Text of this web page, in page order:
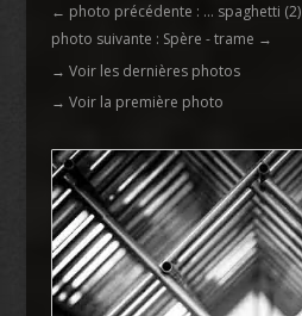
← photo précédente : ... spaghetti (2)
photo suivante : Spère - trame →
→ Voir les dernières photos
→ Voir la première photo